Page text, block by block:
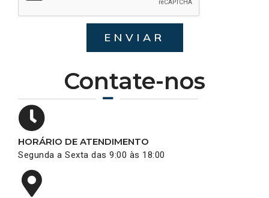
Contate-nos
HORÁRIO DE ATENDIMENTO
Segunda a Sexta das 9:00 às 18:00
ENVIAR